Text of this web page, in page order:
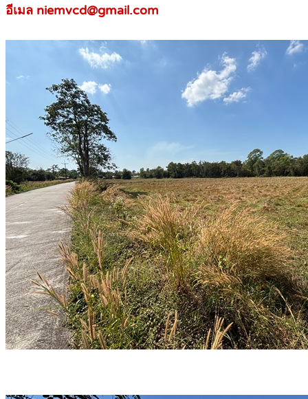
อีเมล niemvcd@gmail.com